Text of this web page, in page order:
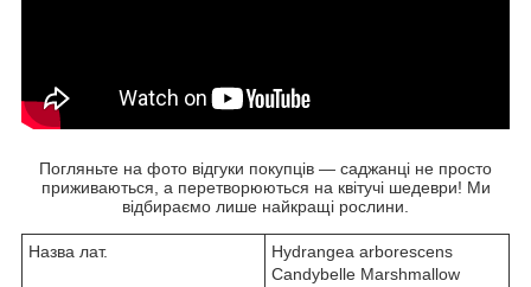
Погляньте на фото відгуки покупців — саджанці не просто
приживаються, а перетворюються на квітучі шедеври! Ми
відбираємо лише найкращі рослини.
Назва лат.
Hydrangea arborescens
Candybelle Marshmallow